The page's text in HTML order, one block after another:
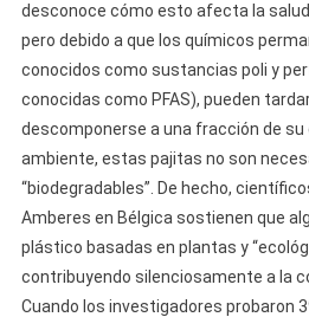
desconoce cómo esto afecta la
pero debido a que los químicos
conocidos como sustancias poli y
conocidas como PFAS), pueden
descomponerse a una fracción de
ambiente, estas pajitas no son
“biodegradables”. De hecho,
Amberes en Bélgica sostienen que
plástico basadas en plantas y
contribuyendo silenciosamente a la
Cuando los investigadores probaron